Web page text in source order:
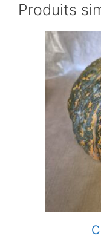
Produits